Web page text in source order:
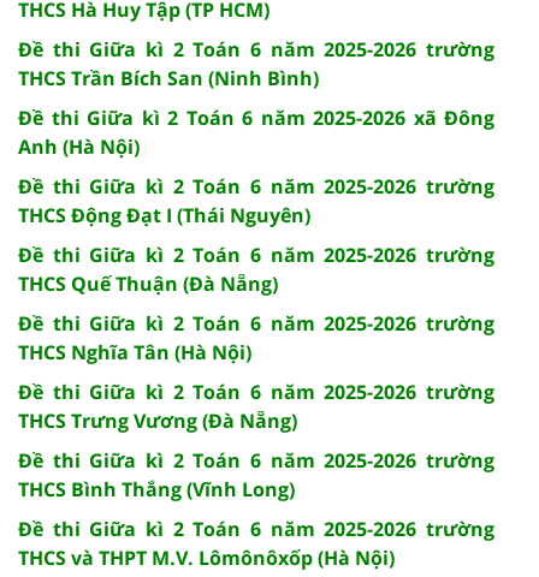
THCS Hà Huy Tập (TP HCM)
Đề thi Giữa kì 2 Toán 6 năm 2025-2026 trường
THCS Trần Bích San (Ninh Bình)
Đề thi Giữa kì 2 Toán 6 năm 2025-2026 xã Đông
Anh (Hà Nội)
Đề thi Giữa kì 2 Toán 6 năm 2025-2026 trường
THCS Động Đạt I (Thái Nguyên)
Đề thi Giữa kì 2 Toán 6 năm 2025-2026 trường
THCS Quế Thuận (Đà Nẵng)
Đề thi Giữa kì 2 Toán 6 năm 2025-2026 trường
THCS Nghĩa Tân (Hà Nội)
Đề thi Giữa kì 2 Toán 6 năm 2025-2026 trường
THCS Trưng Vương (Đà Nẵng)
Đề thi Giữa kì 2 Toán 6 năm 2025-2026 trường
THCS Bình Thắng (Vĩnh Long)
Đề thi Giữa kì 2 Toán 6 năm 2025-2026 trường
THCS và THPT M.V. Lômônôxốp (Hà Nội)